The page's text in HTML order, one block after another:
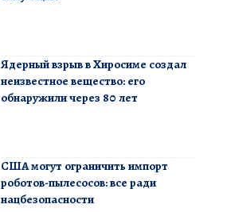
Ядерный взрыв в Хиросиме создал
неизвестное вещество: его
обнаружили через 80 лет
США могут ограничить импорт
роботов-пылесосов: все ради
нацбезопасности